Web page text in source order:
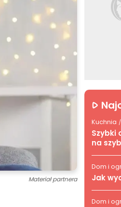
Materiał partnera
Kuchnia /
Szybki
na
Dom i
Jak
Dom i